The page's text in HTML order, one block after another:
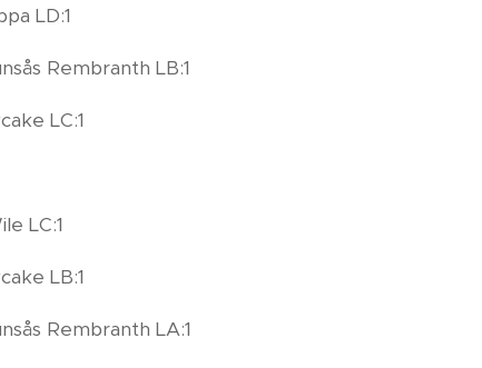
LD:1
Rembranth LB:1
LC:1
LC:1
LB:1
Rembranth LA:1